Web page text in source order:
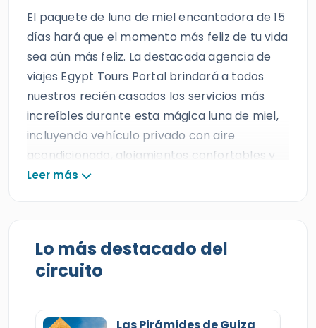
El paquete de luna de miel encantadora de 15
días hará que el momento más feliz de tu vida
sea aún más feliz. La destacada agencia de
viajes Egypt Tours Portal brindará a todos
nuestros recién casados los servicios más
increíbles durante esta mágica luna de miel,
incluyendo vehículo privado con aire
acondicionado, alojamientos confortables y
un guía egiptólogo profesional, tal como se
y no existe mejor lugar para inmortalizar este
amor que Egipto. Una luna de miel en esta
Leer más
Lo más destacado del
circuito